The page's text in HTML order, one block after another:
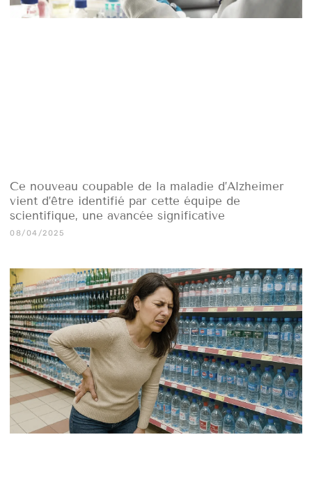
Ce nouveau coupable de la maladie d’Alzheimer
vient d’être identifié par cette équipe de
scientifique, une avancée significative
08/04/2025